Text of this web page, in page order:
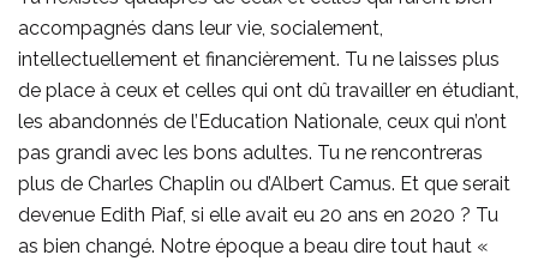
accompagnés dans leur vie, socialement,
intellectuellement et financièrement. Tu ne laisses plus
de place à ceux et celles qui ont dû travailler en étudiant,
les abandonnés de l’Education Nationale, ceux qui n’ont
pas grandi avec les bons adultes. Tu ne rencontreras
plus de Charles Chaplin ou d’Albert Camus. Et que serait
devenue Edith Piaf, si elle avait eu 20 ans en 2020 ? Tu
as bien changé. Notre époque a beau dire tout haut «